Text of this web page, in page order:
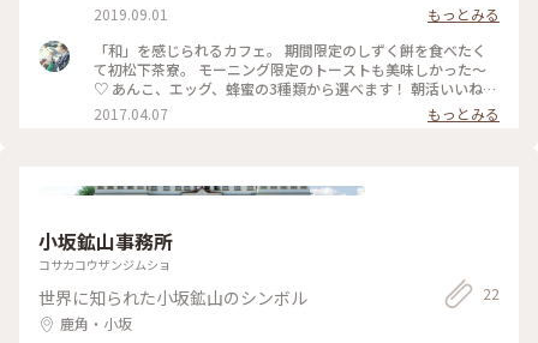
2019.09.01
もっとみる
「和」を感じられるカフェ。 期間限定のしずく餅を食べたく
て初松下茶寮。 モーニング限定のトーストも美味しかった～
♡ あんこ、エッグ、蜂蜜の3種類から選べます！ 朝活いいね！
#秋田カフェ #松下茶寮 #和カフェ #千秋公園 #モーニング #ト
2017.04.07 もっとみる
小坂鉱山事務所
コサカコウザンジムショ
世界に知られた小坂鉱山のシンボル
鹿角・小坂
22